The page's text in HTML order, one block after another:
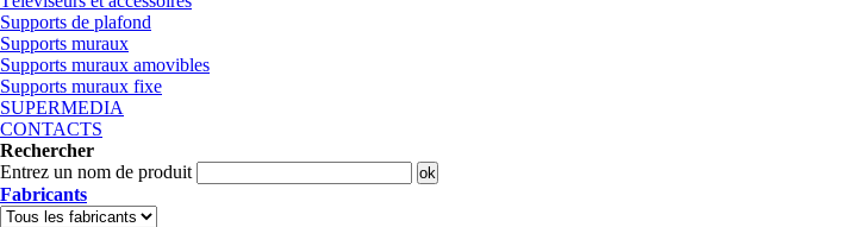
Supports de plafond
Supports muraux
Supports muraux amovibles
Supports muraux fixe
SUPERMEDIA
CONTACTS
Rechercher
Entrez un nom de produit
Fabricants